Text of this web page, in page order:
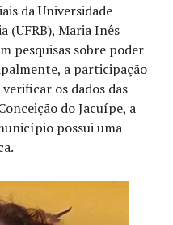
da Universidade
(UFRB), Maria Inês
pesquisas sobre poder
a participação
os dados das
do Jacuípe, a
possui uma